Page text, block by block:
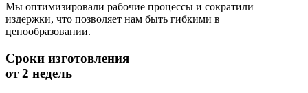
Мы оптимизировали рабочие процессы и сократили
издержки, что позволяет нам быть гибкими в
ценообразовании.
Сроки изготовления
от 2 недель